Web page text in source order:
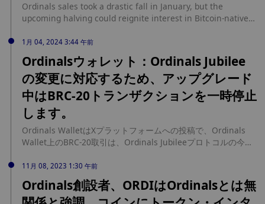
Ordinals sales took a drastic fall in January, but the
upcoming halving could reignite interest in Bitcoin-native
ordinals-sales-decline-january-halving-hope
1月 04, 2024 3:44 午前
Ordinalsウォレット：Ordinals Jubilee
の変更に対応するため、アップグレード
中はBRC-20トランザクションを一時停止
します。
Ordinals WalletはXプラットフォームへの投稿で、Ordinals
Wallet上のBRC-20取引は、Ordinals Jubileeプロトコルの今後
時的に停止しており、Bitmap、TAP、およびNFTシステムは予
想通り機能し続けると述べた。
11月 08, 2023 1:30 午前
Ordinals創設者、ORDIはOrdinalsとは無